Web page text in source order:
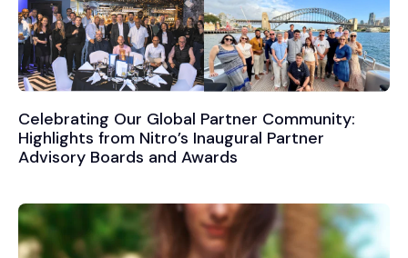
Celebrating Our Global Partner Community:
Highlights from Nitro’s Inaugural Partner
Advisory Boards and Awards